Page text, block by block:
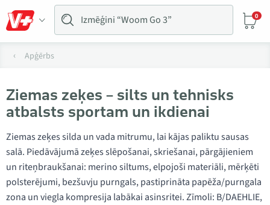
0
Apģērbs
Ziemas zeķes – silts un tehnisks
atbalsts sportam un ikdienai
Ziemas zeķes silda un vada mitrumu, lai kājas paliktu sausas
salā. Piedāvājumā zeķes slēpošanai, skriešanai, pārgājieniem
un riteņbraukšanai: merino siltums, elpojoši materiāli, mērķēti
polsterējumi, bezšuvju purngals, pastiprināta papēža/purngala
zona un viegla kompresija labākai asinsritei. Zīmoli: B/DAEHLIE,